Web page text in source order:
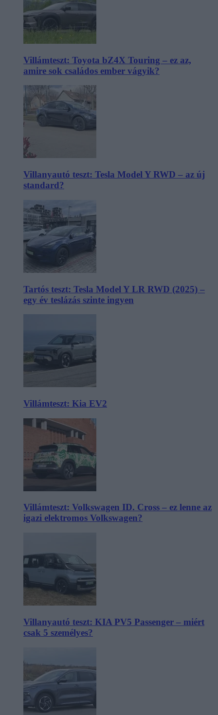
Villámteszt: Toyota bZ4X Touring – ez az,
amire sok családos ember vágyik?
Villanyautó teszt: Tesla Model Y RWD – az új
standard?
Tartós teszt: Tesla Model Y LR RWD (2025) –
egy év teslázás szinte ingyen
Villámteszt: Kia EV2
Villámteszt: Volkswagen ID. Cross – ez lenne az
igazi elektromos Volkswagen?
Villanyautó teszt: KIA PV5 Passenger – miért
csak 5 személyes?